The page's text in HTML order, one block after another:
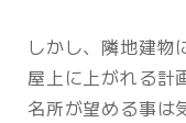
しかし、隣地建物
屋上に上がれる計
名所が望める事は